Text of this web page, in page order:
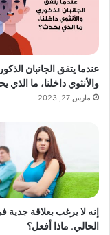
عندما يتفق الجانبان
والأنثوي داخلنا، ما الذي
مارس 27, 2023
إنه لا يرغب بعلاقة جدية
الحالي. ماذا أفعل؟